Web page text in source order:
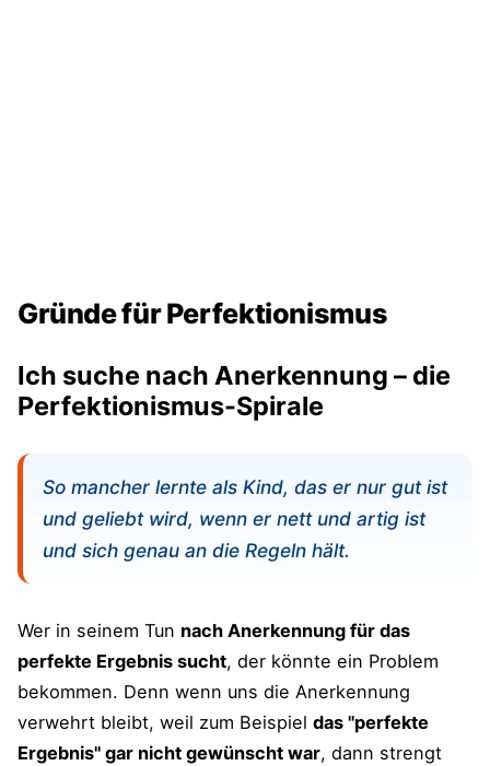
Gründe für Perfektionismus
Ich suche nach Anerkennung – die
Perfektionismus-Spirale
So mancher lernte als Kind, das er nur gut ist
und geliebt wird, wenn er nett und artig ist
und sich genau an die Regeln hält.
Wer in seinem Tun nach Anerkennung für das
perfekte Ergebnis sucht, der könnte ein Problem
bekommen. Denn wenn uns die Anerkennung
verwehrt bleibt, weil zum Beispiel das "perfekte
Ergebnis" gar nicht gewünscht war, dann strengt